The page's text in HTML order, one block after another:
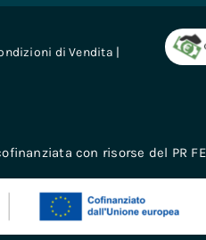
di Vendita |
con risorse del PR